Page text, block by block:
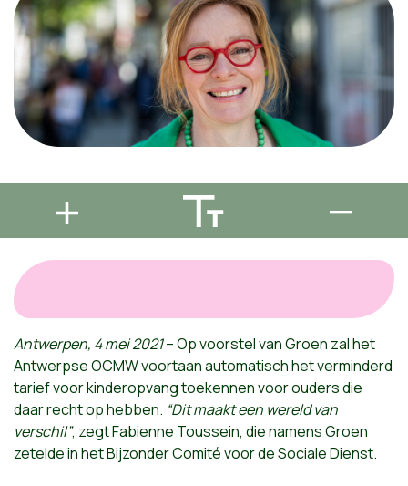
Antwerpen, 4 mei 2021– Op voorstel van Groen zal het
Antwerpse OCMW voortaan automatisch het verminderd
tarief voor kinderopvang toekennen voor ouders die
daar recht op hebben. “Dit maakt een wereld van
verschil”, zegt Fabienne Toussein, die namens Groen
zetelde in het Bijzonder Comité voor de Sociale Dienst.